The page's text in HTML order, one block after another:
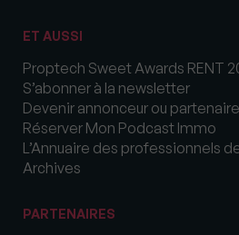
ET AUSSI
Proptech Sweet Awards RENT
S’abonner à la newsletter
Devenir annonceur ou partenaire
Réserver Mon Podcast Immo
L’Annuaire des professionnels
Archives
PARTENAIRES